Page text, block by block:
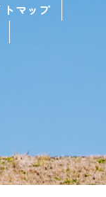
トマップ